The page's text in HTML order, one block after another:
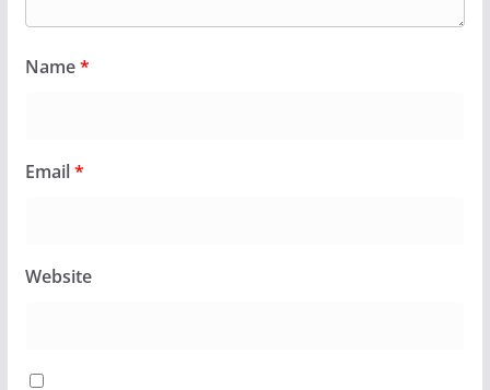
Name*
Email*
Website